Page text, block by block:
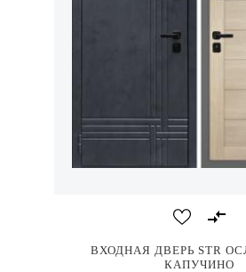
ВХОДНАЯ ДВЕРЬ STR
КАПУЧИНО